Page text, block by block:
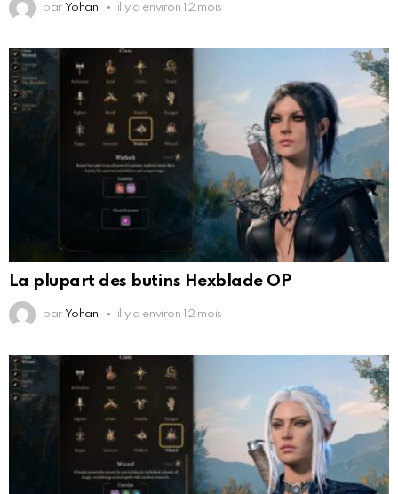
par Yohan il y a environ 12 mois
La plupart des butins Hexblade OP
par Yohan il y a environ 12 mois